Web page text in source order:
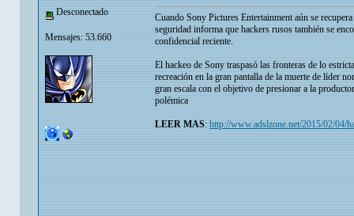
Desconectado
Mensajes: 53.660
Cuando Sony Pictures Entertainment aún se
seguridad informa que hackers rusos también se
confidencial reciente.
El hackeo de Sony traspasó las fronteras de lo
recreación en la gran pantalla de la muerte de líder
gran escala con el objetivo de presionar a la
polémica
LEER MAS:http://www.adslzone.net/2015/02/04/